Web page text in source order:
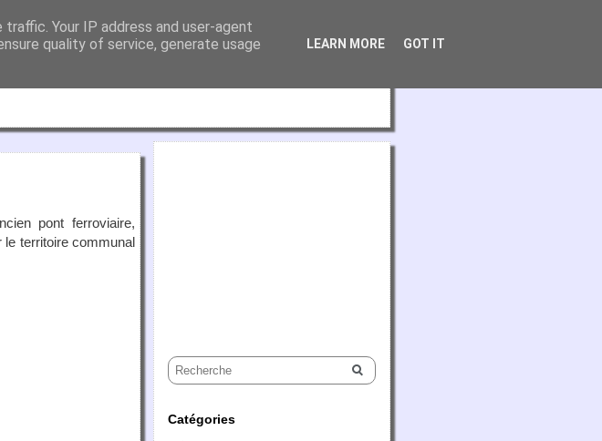
pont ferroviaire,
le territoire communal
Catégories
Your IP address and user-agent
quality of service, generate usage
LEARN MORE GOT IT